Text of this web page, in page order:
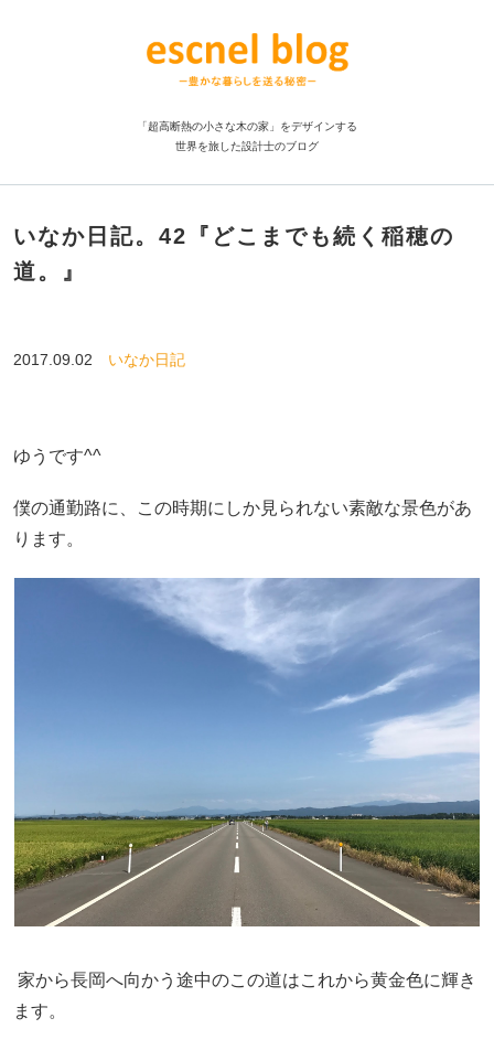
「超高断熱の小さな木の家」をデザインする
世界を旅した設計士のブログ
いなか日記。42『どこまでも続く稲穂の
道。』
2017.09.02 いなか日記
ゆうです^^
僕の通勤路に、この時期にしか見られない素敵な景色があ
ります。
家から長岡へ向かう途中のこの道はこれから黄金色に輝き
ます。